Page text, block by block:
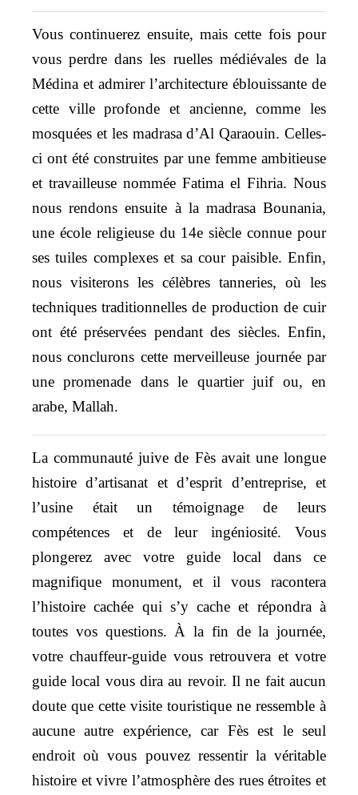
Vous continuerez ensuite, mais cette fois pour
vous perdre dans les ruelles médiévales de la
Médina et admirer l’architecture éblouissante de
cette ville profonde et ancienne, comme les
mosquées et les madrasa d’Al Qaraouin. Celles-
ci ont été construites par une femme ambitieuse
et travailleuse nommée Fatima el Fihria. Nous
nous rendons ensuite à la madrasa Bounania,
une école religieuse du 14e siècle connue pour
ses tuiles complexes et sa cour paisible. Enfin,
nous visiterons les célèbres tanneries, où les
techniques traditionnelles de production de cuir
ont été préservées pendant des siècles. Enfin,
nous conclurons cette merveilleuse journée par
une promenade dans le quartier juif ou, en
arabe, Mallah.
La communauté juive de Fès avait une longue
histoire d’artisanat et d’esprit d’entreprise, et
l’usine était un témoignage de leurs
compétences et de leur ingéniosité. Vous
plongerez avec votre guide local dans ce
magnifique monument, et il vous racontera
l’histoire cachée qui s’y cache et répondra à
toutes vos questions. À la fin de la journée,
votre chauffeur-guide vous retrouvera et votre
guide local vous dira au revoir. Il ne fait aucun
doute que cette visite touristique ne ressemble à
aucune autre expérience, car Fès est le seul
endroit où vous pouvez ressentir la véritable
histoire et vivre l’atmosphère des rues étroites et